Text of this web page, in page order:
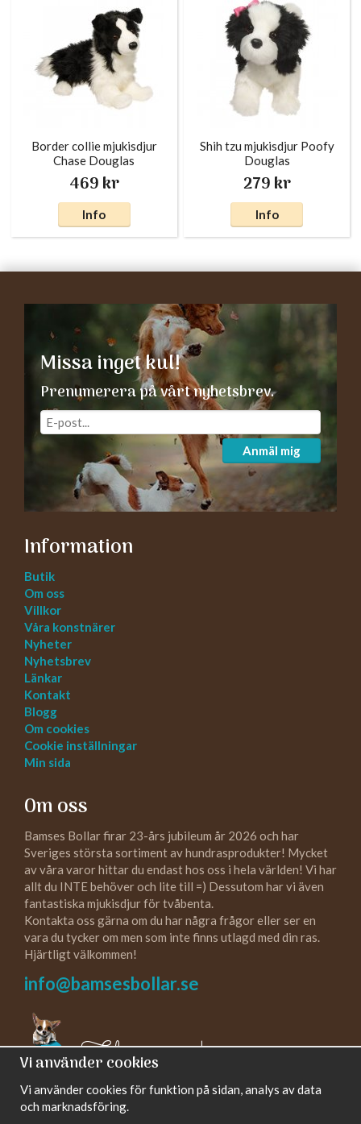
Border collie mjukisdjur
Chase Douglas
469 kr
Info
Shih tzu mjukisdjur Poofy
Douglas
279 kr
Info
Missa inget kul!
Prenumerera på vårt nyhetsbrev.
Anmäl mig
Information
Butik
Om oss
Villkor
Våra konstnärer
Nyheter
Nyhetsbrev
Länkar
Kontakt
Blogg
Om cookies
Cookie inställningar
Min sida
Om oss
Bamses Bollar firar 23-års jubileum år 2026 och har
Sveriges största sortiment av hundrasprodukter! Mycket
av våra varor hittar du endast hos oss i hela världen! Vi har
allt du INTE behöver och lite till =) Dessutom har vi även
fantastiska mjukisdjur för tvåbenta.
Kontakta oss gärna om du har några frågor eller ser en
vara du tycker om men som inte finns utlagd med din ras.
Hjärtligt välkommen!
info@bamsesbollar.se
Följ oss gärna!
Vi använder cookies
Vi använder cookies för funktion på sidan, analys av data
och marknadsföring.